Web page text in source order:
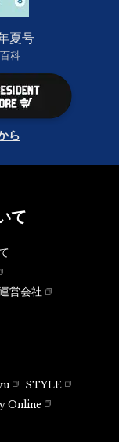
夏号
科
ら
て
営会社
STYLE
Online